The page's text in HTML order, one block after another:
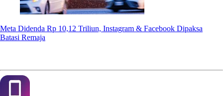
Meta Didenda Rp 10,12 Triliun, Instagram & Facebook Dipaksa
Batasi Remaja